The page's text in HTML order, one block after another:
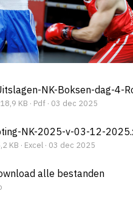
KB · Pdf · 03 dec 2025
NK-2025-v-03-12-
KB · Excel · 03 dec 2025
alle bestanden